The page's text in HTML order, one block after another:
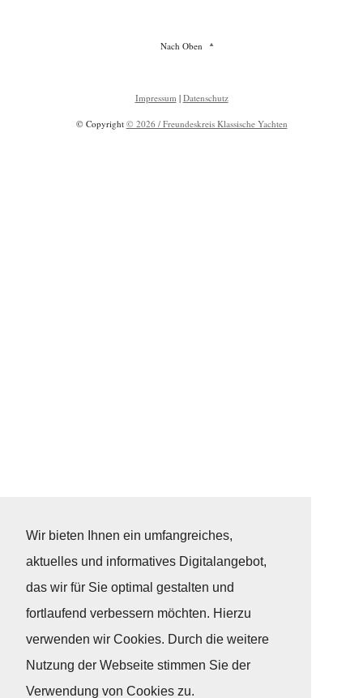
Wir bieten Ihnen ein umfangreiches,
aktuelles und informatives Digitalangebot,
das wir für Sie optimal gestalten und
fortlaufend verbessern möchten. Hierzu
verwenden wir Cookies. Durch die weitere
Nutzung der Webseite stimmen Sie der
Verwendung von Cookies zu.
Nach Oben
Impressum | Datenschutz
© Copyright © 2026 / Freundeskreis Klassische Yachten